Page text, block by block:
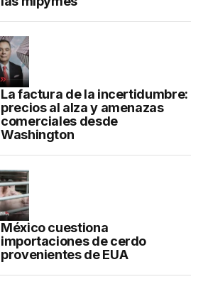
La factura de la incertidumbre:
precios al alza y amenazas
comerciales desde
Washington
México cuestiona
importaciones de cerdo
provenientes de EUA